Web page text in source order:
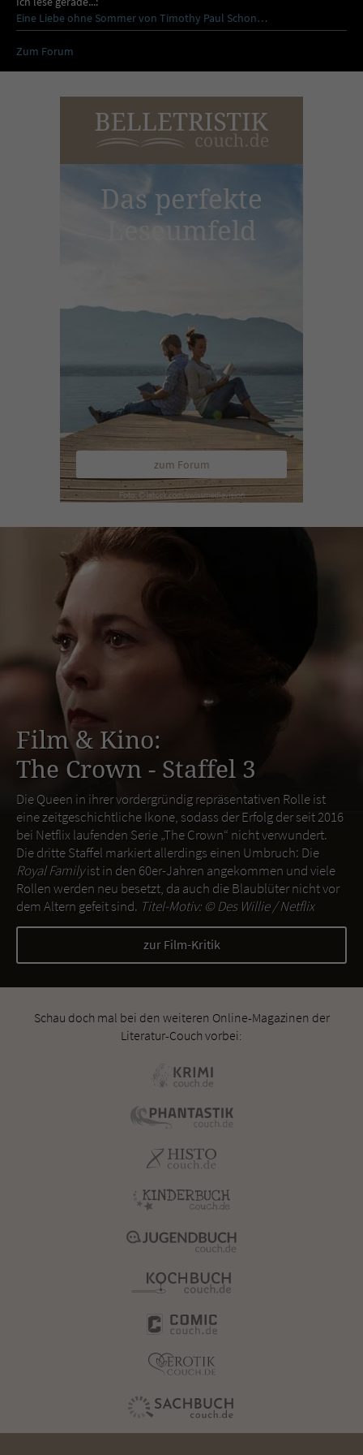
Eine Liebe ohne Sommer von Timothy Paul Schon…
Zum Forum
Das perfekte
Leseumfeld
zum Forum
Film & Kino:
The Crown - Staffel 3
Die Queen in ihrer vordergründig repräsentativen Rolle ist
eine zeitgeschichtliche Ikone, sodass der Erfolg der seit 2016
bei Netflix laufenden Serie „The Crown“ nicht verwundert.
Die dritte Staffel markiert allerdings einen Umbruch: Die
Royal Familyist in den 60er-Jahren angekommen und viele
Rollen werden neu besetzt, da auch die Blaublüter nicht vor
dem Altern gefeit sind. Titel-Motiv: ©Des Willie / Netflix
zur Film-Kritik
Schau doch mal bei den weiteren Online-Magazinen der
Literatur-Couch vorbei: